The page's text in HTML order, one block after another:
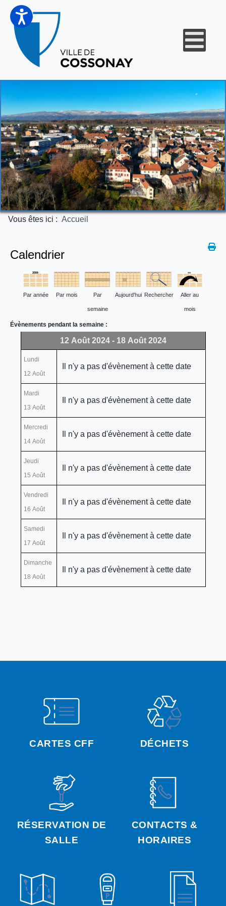
Vous êtes ici : Accueil
CARTES CFF DÉCHETS
RÉSERVATION DE
SALLE
CONTACTS &
HORAIRES
Calendrier
Par année Par mois Par
semaine
Aujourd'hui Rechercher Aller au
mois
Évènements pendant la semaine :
12 Août 2024 - 18 Août 2024
Lundi
12 Août
Il n'y a pas d'évènement à cette date
Mardi
13 Août
Il n'y a pas d'évènement à cette date
Mercredi
14 Août
Il n'y a pas d'évènement à cette date
Jeudi
15 Août
Il n'y a pas d'évènement à cette date
Vendredi
16 Août
Il n'y a pas d'évènement à cette date
Samedi
17 Août
Il n'y a pas d'évènement à cette date
Dimanche
18 Août
Il n'y a pas d'évènement à cette date